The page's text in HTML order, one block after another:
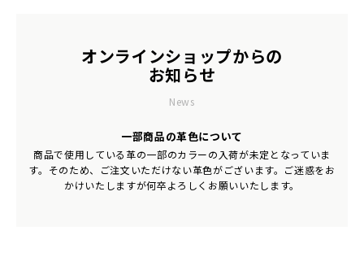
オンラインショップからの
お知らせ
News
一部商品の革色について
商品で使用している革の一部のカラーの入荷が未定となっていま
す。そのため、ご注文いただけない革色がございます。ご迷惑をお
かけいたしますが何卒よろしくお願いいたします。